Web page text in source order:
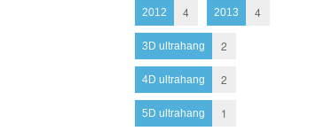
2012 4 2013 4
3D ultrahang 2
4D ultrahang 2
5D ultrahang 1